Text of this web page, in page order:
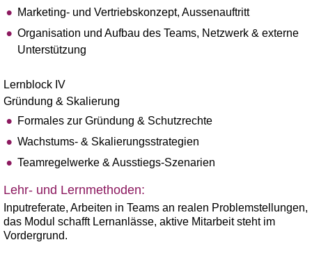
Marketing- und Vertriebskonzept, Aussenauftritt
Organisation und Aufbau des Teams, Netzwerk & externe
Unterstützung
Lernblock IV
Gründung & Skalierung
Formales zur Gründung & Schutzrechte
Wachstums- & Skalierungsstrategien
Teamregelwerke & Ausstiegs-Szenarien
Lehr- und Lernmethoden:
Inputreferate, Arbeiten in Teams an realen Problemstellungen,
das Modul schafft Lernanlässe, aktive Mitarbeit steht im
Vordergrund.